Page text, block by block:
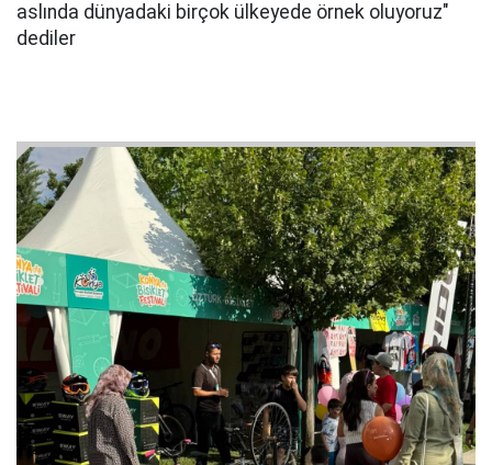
aslında dünyadaki birçok ülkeyede örnek oluyoruz"
dediler